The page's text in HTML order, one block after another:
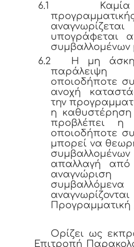
6.1
υπογράφεται
συμβαλλομένων
6.2
Η μη
παράλειψη
οποιοδήποτε
ανοχή
την
η
προβλέπει
οποιοδήποτε
μπορεί να
απαλλαγή
Ορίζει ως
Επιτροπή